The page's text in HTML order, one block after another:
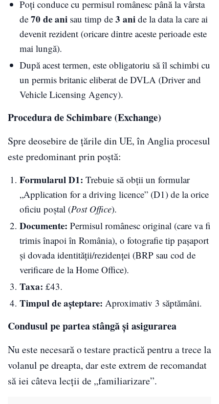
Poți conduce cu permisul românesc până la vârsta
de 70 de ani sau timp de 3 ani de la data la care ai
devenit rezident (oricare dintre aceste perioade este
mai lungă).
După acest termen, este obligatoriu să îl schimbi cu
un permis britanic eliberat de DVLA (Driver and
Vehicle Licensing Agency).
Procedura de Schimbare (Exchange)
Spre deosebire de țările din UE, în Anglia procesul
este predominant prin poștă:
Formularul D1: Trebuie să obții un formular
„Application for a driving licence” (D1) de la orice
oficiu poștal (Post Office).
Documente: Permisul românesc original (care va fi
trimis înapoi în România), o fotografie tip pașaport
și dovada identității/rezidenței (BRP sau cod de
verificare de la Home Office).
Taxa: £43.
Timpul de așteptare: Aproximativ 3 săptămâni.
Condusul pe partea stângă și asigurarea
Nu este necesară o testare practică pentru a trece la
volanul pe dreapta, dar este extrem de recomandat
să iei câteva lecții de „familiarizare”.